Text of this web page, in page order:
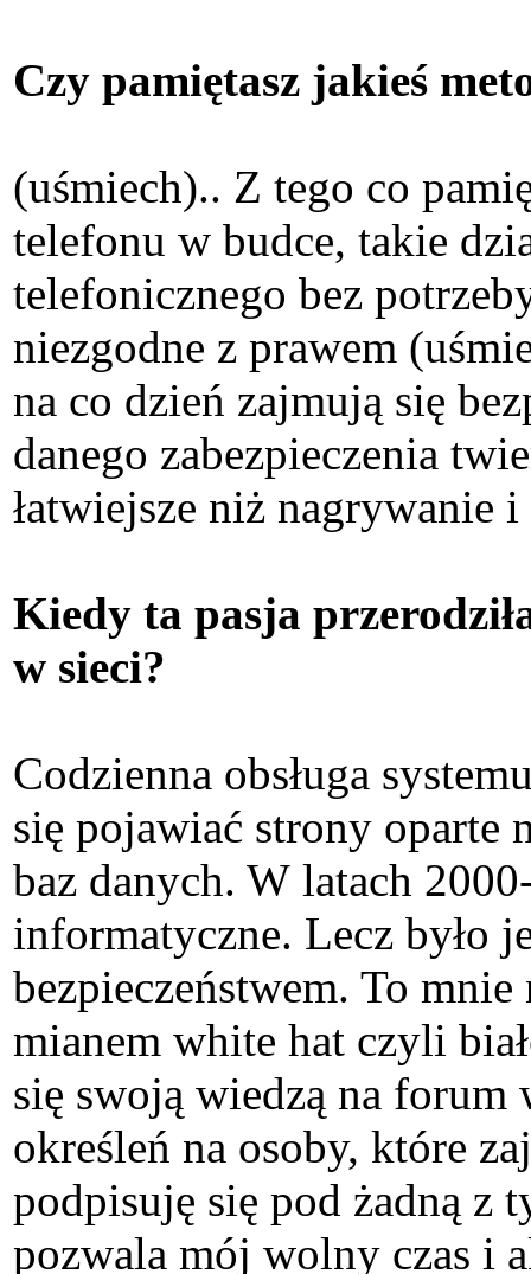
Czy pamiętasz jakieś
(uśmiech).. Z tego co
telefonu w budce, takie
telefonicznego bez
niezgodne z prawem
na co dzień zajmują się
danego zabezpieczenia
łatwiejsze niż nagrywanie
Kiedy ta pasja
w sieci?
Codzienna obsługa
się pojawiać strony oparte
baz danych. W latach
informatyczne. Lecz było
bezpieczeństwem. To
mianem white hat czyli
się swoją wiedzą na forum
określeń na osoby, które
podpisuję się pod żadną z
pozwala mój wolny czas i